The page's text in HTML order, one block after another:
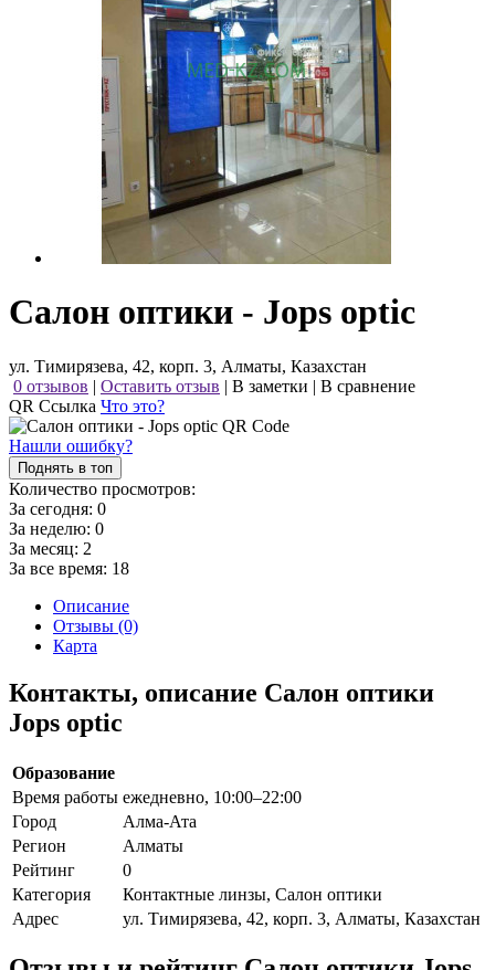
Салон оптики - Jops optic
ул. Тимирязева, 42, корп. 3, Алматы, Казахстан
0 отзывов | Оставить отзыв | В заметки | В сравнение
QR Ссылка Что это?
Нашли ошибку?
Поднять в топ
Количество просмотров:
За сегодня: 0
За неделю: 0
За месяц: 2
За все время: 18
Описание
Отзывы (0)
Карта
Контакты, описание Салон оптики
Jops optic
Образование
Время работы ежедневно, 10:00–22:00
Город
Алма-Ата
Регион
Алматы
Рейтинг
0
Категория
Контактные линзы, Салон оптики
Адрес
ул. Тимирязева, 42, корп. 3, Алматы, Казахстан